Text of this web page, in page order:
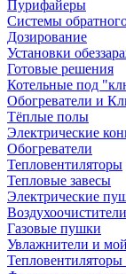
Пурифайеры
Системы
Дозирование
Установки
Готовые решения
Котельные под
Обогреватели и
Тёплые полы
Электрические
Обогреватели
Тепловентиляторы
Тепловые завесы
Электрические
Газовые пушки
Увлажнители и